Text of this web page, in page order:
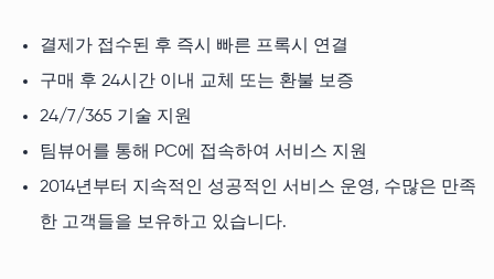
결제가 접수된 후 즉시 빠른 프록시 연결
구매 후 24시간 이내 교체 또는 환불 보증
24/7/365 기술 지원
팀뷰어를 통해 PC에 접속하여 서비스 지원
2014년부터 지속적인 성공적인 서비스 운영, 수많은 만족
한 고객들을 보유하고 있습니다.